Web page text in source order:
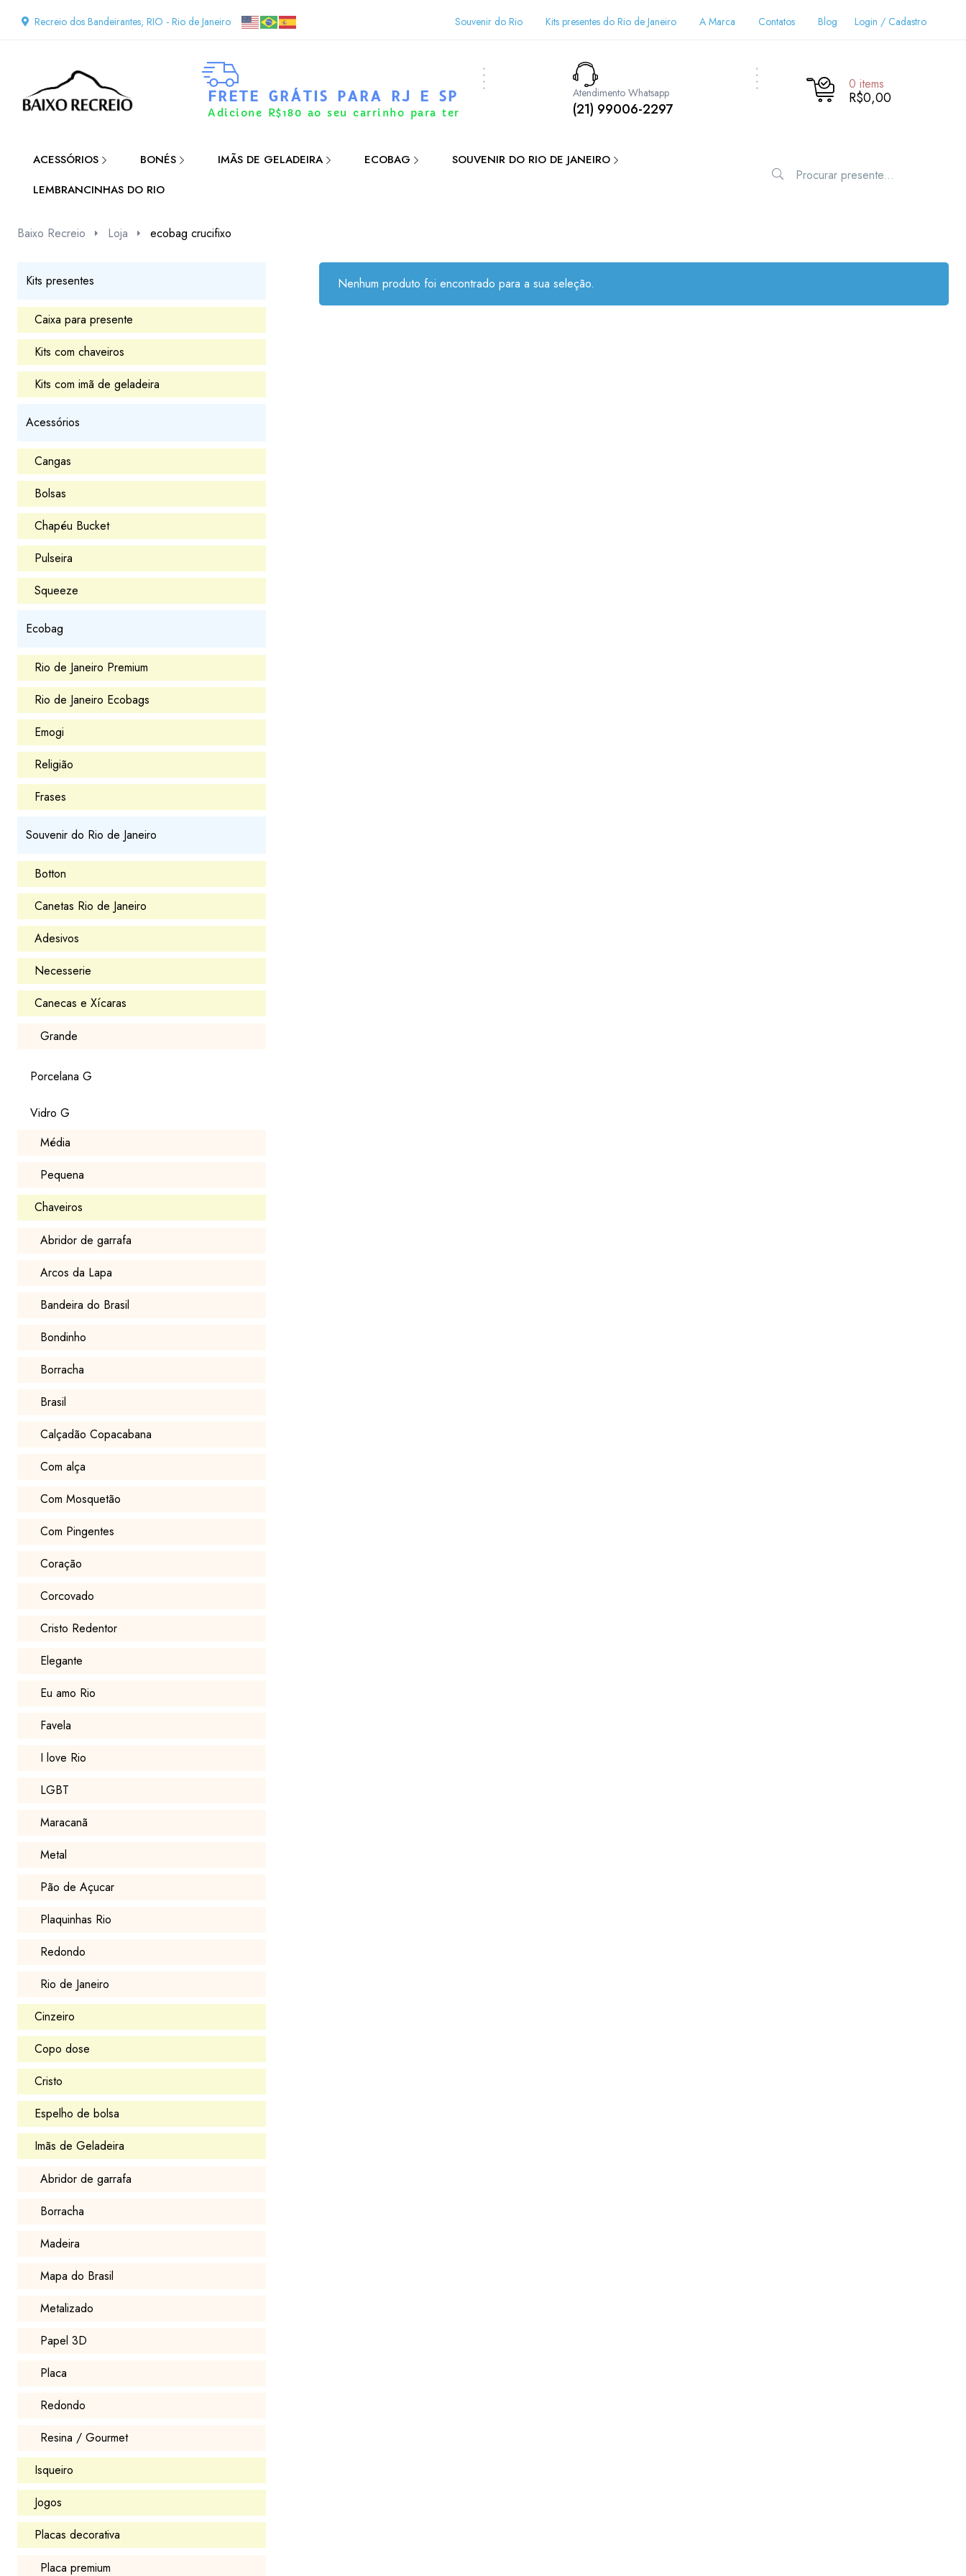
Recreio dos Bandeirantes, RIO - Rio de Janeiro Souvenir do Rio Kits presentes do Rio de Janeiro A Marca Contatos Blog Login / Cadastro
FRETE GRÁTIS PARA RJ E SP
Adicione R$180 ao seu carrinho para ter
Atendimento Whatsapp
(21) 99006-2297
0 items
R$0,00
ACESSÓRIOS BONÉS IMÃS DE GELADEIRA ECOBAG
SOUVENIR DO RIO DE JANEIRO
LEMBRANCINHAS DO RIO
Baixo Recreio Loja ecobag crucifixo
Nenhum produto foi encontrado para a sua seleção.
Kits presentes
Caixa para presente
Kits com chaveiros
Kits com imã de geladeira
Acessórios
Cangas
Bolsas
Chapéu Bucket
Pulseira
Squeeze
Ecobag
Rio de Janeiro Premium
Rio de Janeiro Ecobags
Emogi
Religião
Frases
Souvenir do Rio de Janeiro
Botton
Canetas Rio de Janeiro
Adesivos
Necesserie
Canecas e Xícaras
Grande
Porcelana G
Vidro G
Média
Pequena
Chaveiros
Abridor de garrafa
Arcos da Lapa
Bandeira do Brasil
Bondinho
Borracha
Brasil
Calçadão Copacabana
Com alça
Com Mosquetão
Com Pingentes
Coração
Corcovado
Cristo Redentor
Elegante
Eu amo Rio
Favela
I love Rio
LGBT
Maracanã
Metal
Pão de Açucar
Plaquinhas Rio
Redondo
Rio de Janeiro
Cinzeiro
Copo dose
Cristo
Espelho de bolsa
Imãs de Geladeira
Abridor de garrafa
Borracha
Madeira
Mapa do Brasil
Metalizado
Papel 3D
Placa
Redondo
Resina / Gourmet
Isqueiro
Jogos
Placas decorativa
Placa premium